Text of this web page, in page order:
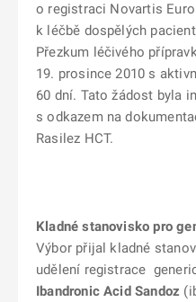
o registraci Novartis
k léčbě dospělých
Přezkum léčivého
19. prosince 2010 s
60 dní. Tato žádost byla
s odkazem na
Rasilez HCT.
Kladné stanovisko pro
Výbor přijal kladné
udělení registrace
Ibandronic Acid Sandoz